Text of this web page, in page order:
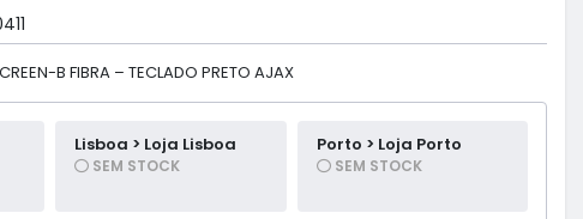
B FIBRA – TECLADO PRETO AJAX
Lisboa > Loja Lisboa
SEM STOCK
Porto > Loja Porto
SEM STOCK